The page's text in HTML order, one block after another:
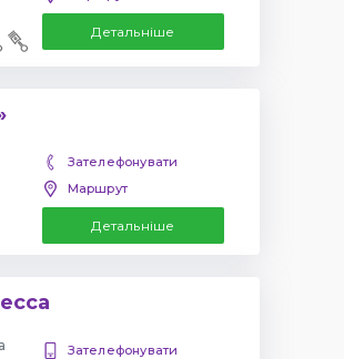
Детальніше
Зателефонувати
Маршрут
Детальніше
Зателефонувати